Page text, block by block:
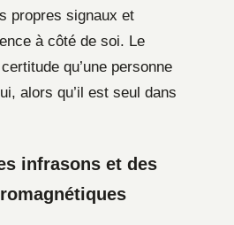
propres signaux et
à côté de soi. Le
qu’une personne
alors qu’il est seul dans
infrasons et des